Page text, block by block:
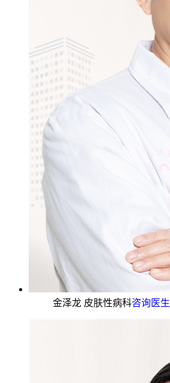
金泽龙 皮肤性病科咨询医生